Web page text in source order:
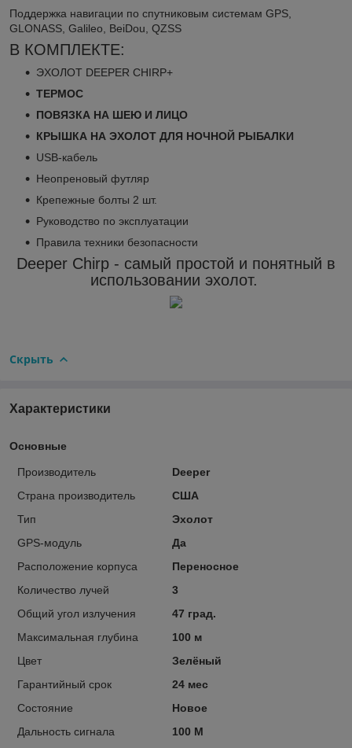
Поддержка навигации по спутниковым системам GPS,
GLONASS, Galileo, BeiDou, QZSS
В КОМПЛЕКТЕ:
ЭХОЛОТ DEEPER CHIRP+
ТЕРМОС
ПОВЯЗКА НА ШЕЮ И ЛИЦО
КРЫШКА НА ЭХОЛОТ ДЛЯ НОЧНОЙ РЫБАЛКИ
USB-кабель
Неопреновый футляр
Крепежные болты 2 шт.
Руководство по эксплуатации
Правила техники безопасности
Deeper Chirp - самый простой и понятный в
использовании эхолот.
Скрыть
Характеристики
Основные
Производитель
Deeper
Страна производитель
США
Тип
Эхолот
GPS-модуль
Да
Расположение корпуса
Переносное
Количество лучей
3
Общий угол излучения
47 град.
Максимальная глубина
100 м
Цвет
Зелёный
Гарантийный срок
24 мес
Состояние
Новое
Дальность сигнала
100 М